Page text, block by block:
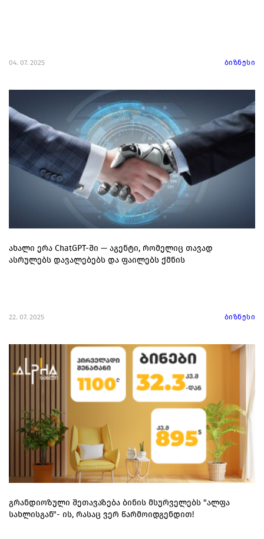
04. 07. 2025 ბიზნესი
ახალი ერა ChatGPT-ში — აგენტი, რომელიც თავად
ასრულებს დავალებებს და ფაილებს ქმნის
22. 07. 2025 ბიზნესი
გრანდიოზული შეთავაზება ბინის მსურველებს "ალფა
სახლისგან"- ის, რასაც ვერ წარმოიდგენდით!